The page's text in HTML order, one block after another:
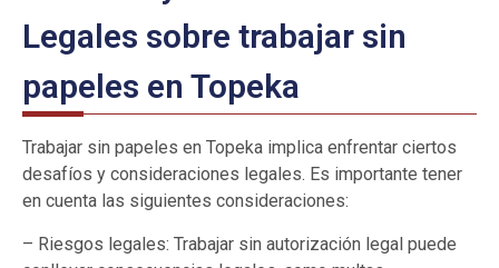
Legales sobre trabajar sin
papeles en Topeka
Trabajar sin papeles en Topeka implica enfrentar ciertos
desafíos y consideraciones legales. Es importante tener
en cuenta las siguientes consideraciones:
– Riesgos legales: Trabajar sin autorización legal puede